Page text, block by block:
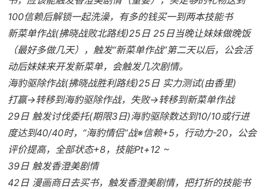
100信赖后解锁一起洗澡，有多的钱买一到两本技能书
新菜单作战(拂晓战败北路线)25日 25日当晚让妹妹做晚饭
（最好多做几天），触发“新菜单作战”第二天以后，公会活
动后妹妹来开发新菜单，会触发几次剧情。
海豹驱除作战(拂晓战胜利路线)25日 实力测试(由香里)
打赢→转移到海豹驱除作战，失败→转移到新菜单作战
29日 触发讨伐委托(期限3日)海豹驱除数达到10/10或行进
度达到40/40时，“海豹情侣”战※信赖+5，行动力-20，公会
评价提高，全部状态+8，技能Pt+12 ~
39日 触发香澄美剧情
42日 漫画商日去买书，触发香澄美剧情，把打折的技能书